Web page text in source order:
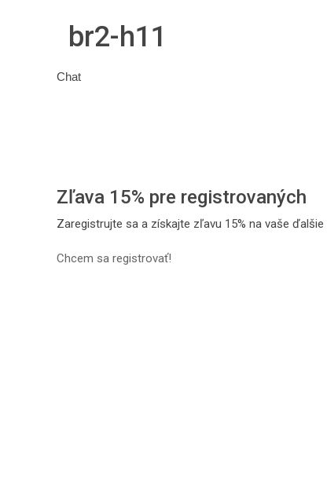
br2-h11
Chat
Zľava 15% pre registrovaných
Zaregistrujte sa a získajte zľavu 15% na vaše ďalšie
Chcem sa registrovať!